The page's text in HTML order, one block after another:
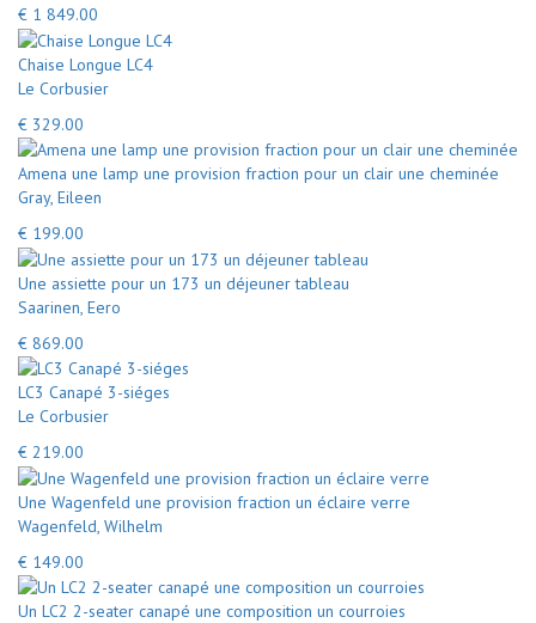
€ 1 849.00
Chaise Longue LC4
Le Corbusier
€ 329.00
Amena une lamp une provision fraction pour un clair une cheminée
Gray, Eileen
€ 199.00
Une assiette pour un 173 un déjeuner tableau
Saarinen, Eero
€ 869.00
LC3 Canapé 3-siéges
Le Corbusier
€ 219.00
Une Wagenfeld une provision fraction un éclaire verre
Wagenfeld, Wilhelm
€ 149.00
Un LC2 2-seater canapé une composition un courroies